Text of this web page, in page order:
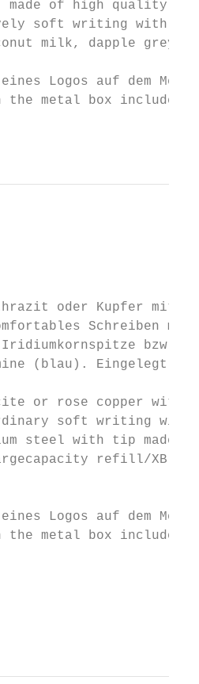
of high quality
soft writing with
milk, dapple
Logos auf dem
on the metal box
oder Kupfer mit
Schreiben mit
bzw.
(blau). Eingelegt
or rose copper with
soft writing
steel with tip
refill/XB.
Logos auf dem
on the metal box